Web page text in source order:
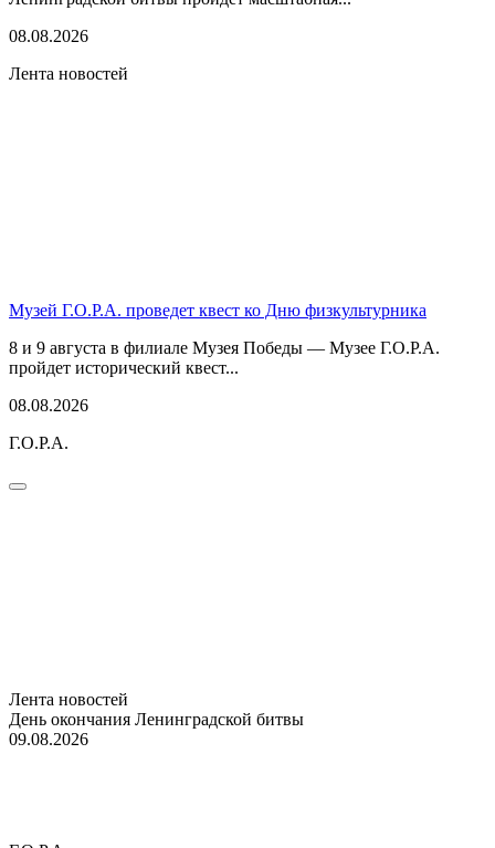
08.08.2026
Лента новостей
Музей Г.О.Р.А. проведет квест ко Дню физкультурника
8 и 9 августа в филиале Музея Победы — Музее Г.О.Р.А.
пройдет исторический квест...
08.08.2026
Г.О.Р.А.
Лента новостей
День окончания Ленинградской битвы
09.08.2026